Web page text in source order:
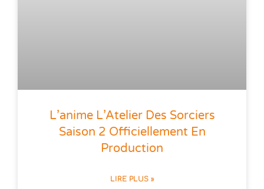
L’anime L’Atelier Des Sorciers
Saison 2 Officiellement En
Production
LIRE PLUS »